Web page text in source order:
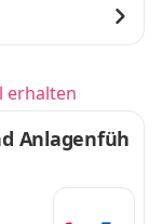
erhalten
Anlagenfüh